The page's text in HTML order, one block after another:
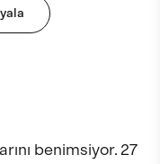
benimsiyor. 27